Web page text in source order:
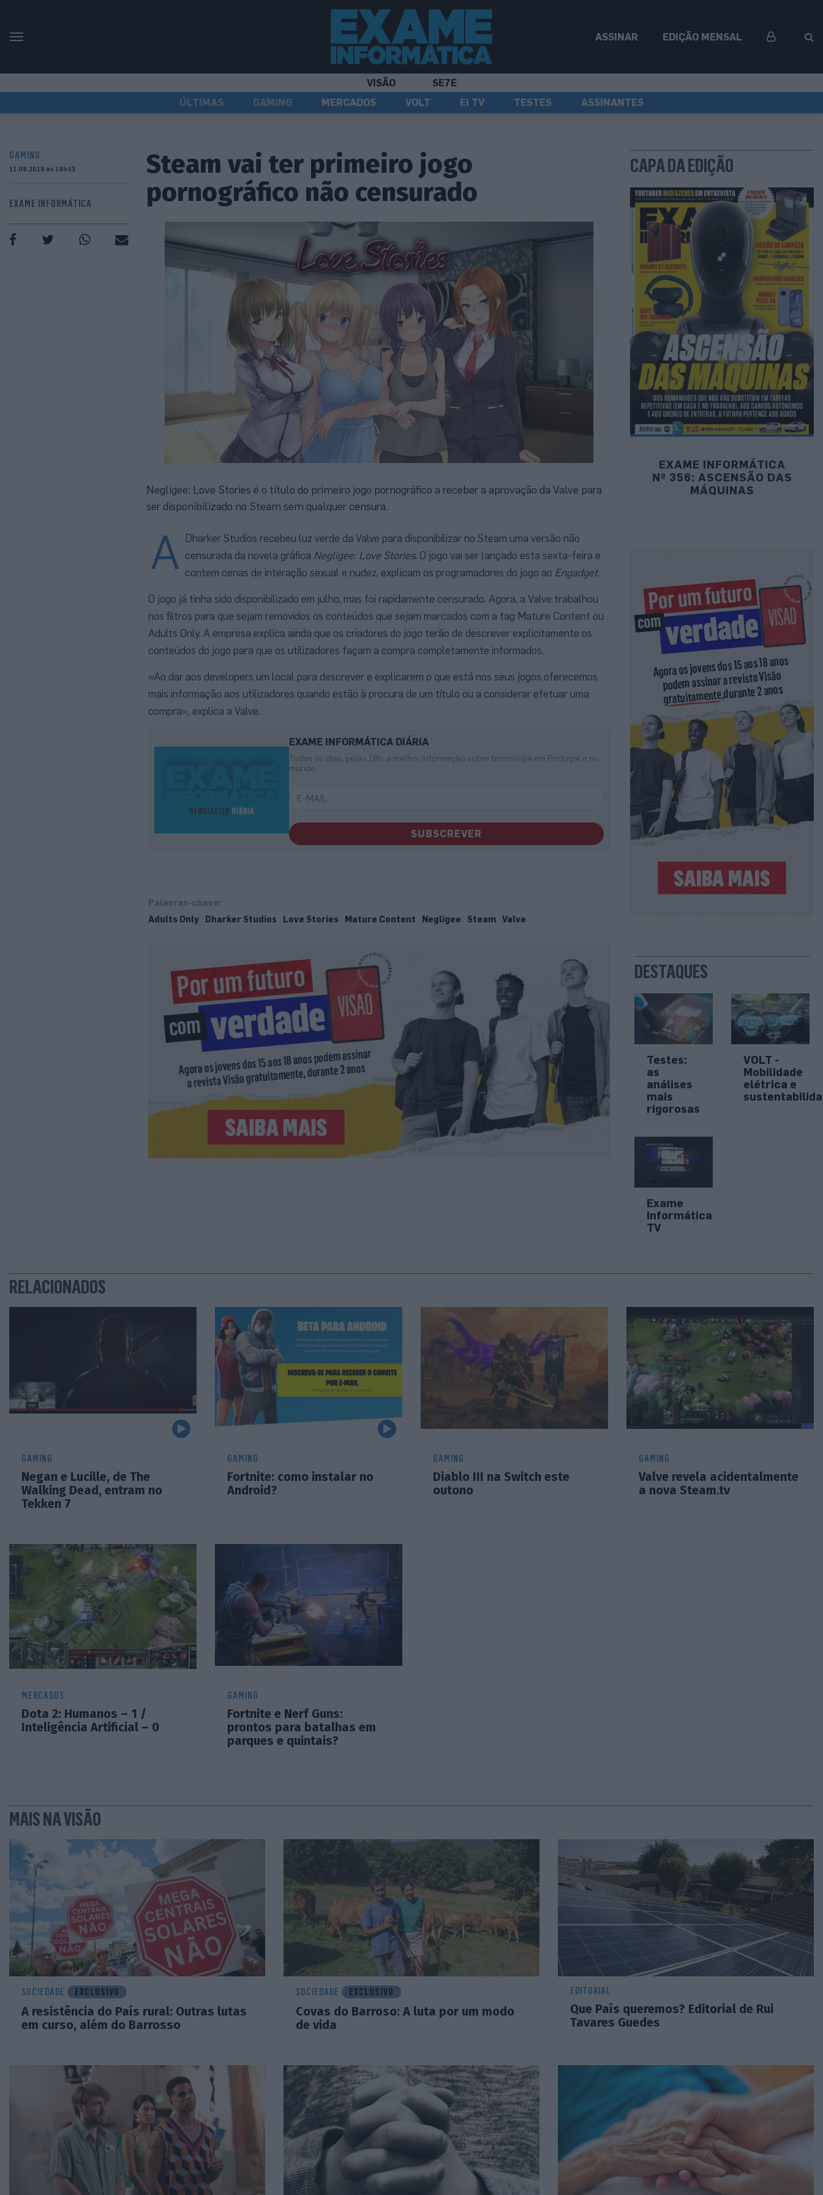
ASSINAR EDIÇÃO MENSAL
VISÃO
SE7E
ÚLTIMAS
GAMING MERCADOS VOLT EI TV TESTES ASSINANTES
GAMING
11.09.2018 às 19h43
EXAME INFORMÁTICA
Steam vai ter primeiro jogo
pornográfico não censurado
Negligee: Love Stories é o título do primeiro jogo pornográfico a receber a aprovação da Valve para
ser disponibilizado no Steam sem qualquer censura.
A Dharker Studios recebeu luz verde da Valve para disponibilizar no Steam uma versão não
censurada da novela gráfica Negligee: Love Stories. O jogo vai ser lançado esta sexta-feira e
contem cenas de interação sexual e nudez, explicam os programadores do jogo ao Engadget.
O jogo já tinha sido disponibilizado em julho, mas foi rapidamente censurado. Agora, a Valve trabalhou
nos filtros para que sejam removidos os conteúdos que sejam marcados com a tag Mature Content ou
Adults Only. A empresa explica ainda que os criadores do jogo terão de descrever explicitamente os
conteúdos do jogo para que os utilizadores façam a compra completamente informados.
«Ao dar aos developers um local para descrever e explicarem o que está nos seus jogos oferecemos
mais informação aos utilizadores quando estão à procura de um título ou a considerar efetuar uma
compra», explica a Valve.
EXAME INFORMÁTICA DIÁRIA
Todos os dias, pelas 18h, a melhor informação sobre tecnologia em Portugal e no
mundo
SUBSCREVER
Palavras-chave:
Adults Only
Dharker Studios Love Stories Mature Content Negligee Steam Valve
CAPA DA EDIÇÃO
EXAME INFORMÁTICA
Nº 356: ASCENSÃO DAS
MÁQUINAS
DESTAQUES
Testes:
as
análises
mais
rigorosas
VOLT -
Mobilidade
elétrica e
Exame
Informática
TV
RELACIONADOS
GAMING
Negan e Lucille, de The
Walking Dead, entram no
Tekken 7
GAMING
Fortnite: como instalar no
Android?
GAMING
Diablo III na Switch este
outono
GAMING
Valve revela acidentalmente
a nova Steam.tv
MERCADOS
Dota 2: Humanos – 1 /
Inteligência Artificial – 0
GAMING
Fortnite e Nerf Guns:
prontos para batalhas em
parques e quintais?
MAIS NA VISÃO
SOCIEDADE EXCLUSIVO
A resistência do País rural: Outras lutas
em curso, além do Barrosso
SOCIEDADE EXCLUSIVO
Covas do Barroso: A luta por um modo
de vida
EDITORIAL
Que País queremos? Editorial de Rui
Tavares Guedes